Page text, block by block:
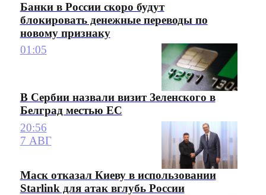
Банки в России скоро будут
блокировать денежные переводы по
новому признаку
01:05
В Сербии назвали визит Зеленского в
Белград местью ЕС
20:56
7 АВГ
Маск отказал Киеву в использовании
Starlink для атак вглубь России